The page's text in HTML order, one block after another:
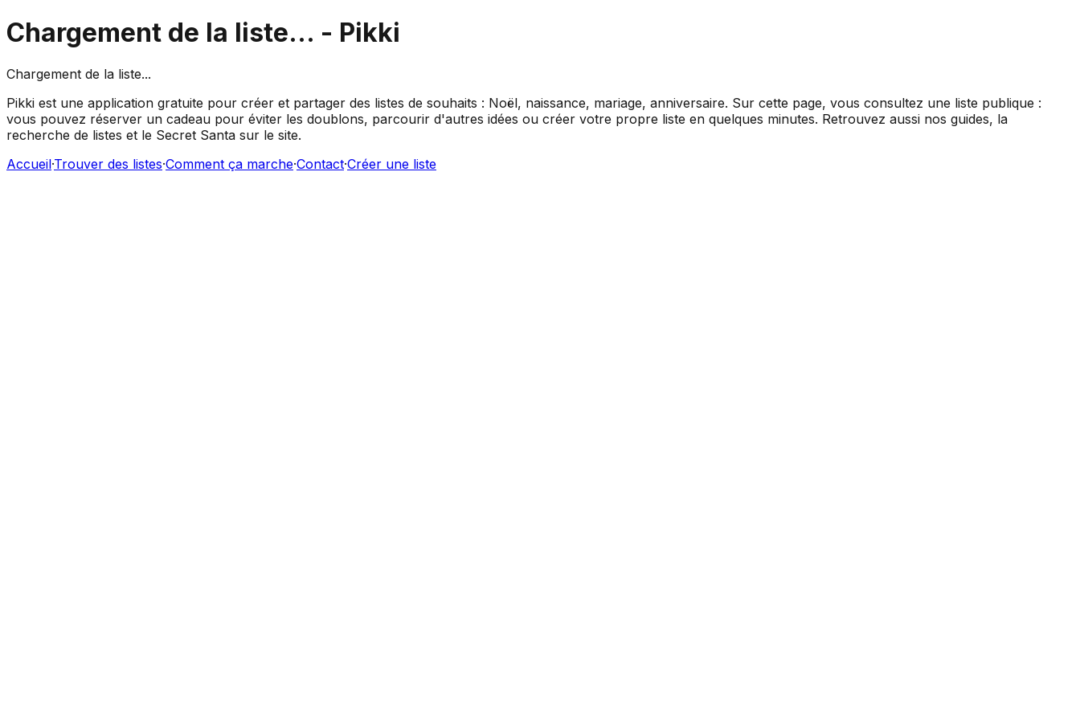
Chargement de la liste... - Pikki
Chargement de la liste...
Pikki est une application gratuite pour créer et partager des listes de souhaits : Noël, naissance, mariage, anniversaire. Sur cette page, vous consultez une liste publique :
vous pouvez réserver un cadeau pour éviter les doublons, parcourir d'autres idées ou créer votre propre liste en quelques minutes. Retrouvez aussi nos guides, la
recherche de listes et le Secret Santa sur le site.
Accueil·Trouver des listes·Comment ça marche·Contact·Créer une liste